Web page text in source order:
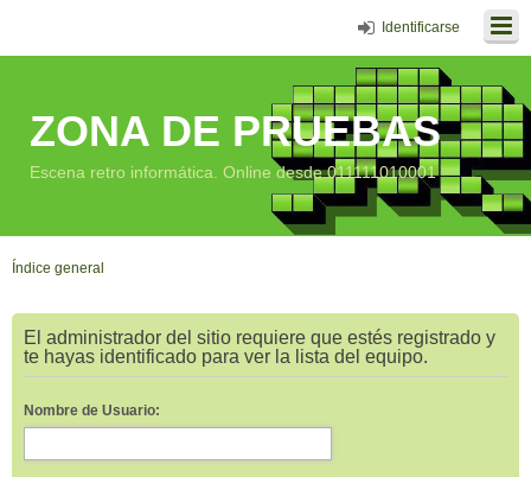
Identificarse
ZONA DE PRUEBAS
Escena retro informática. Online desde 011111010001
Índice general
El administrador del sitio requiere que estés registrado y
te hayas identificado para ver la lista del equipo.
Nombre de Usuario: